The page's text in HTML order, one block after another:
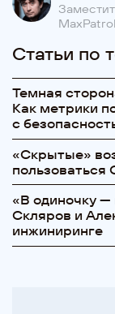
Статьи по
Темная
Как метрики
с
«Cкрытые»
пользоваться
«В одиночку
Скляров и
инжиниринге